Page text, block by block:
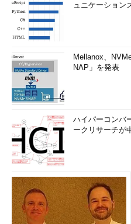
ュニケーション
Mellanox、
NAP」を発表
ハイパーコンバ
ークリサーチが